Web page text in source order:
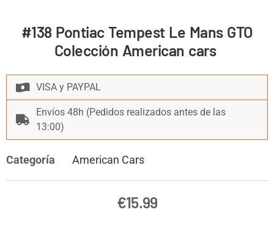
#138 Pontiac Tempest Le Mans GTO
Colección American cars
VISA y PAYPAL
Envíos 48h (Pedidos realizados antes de las
13:00)
Categoría American Cars
€15.99